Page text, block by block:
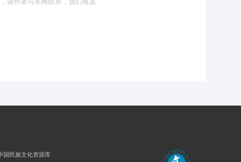
国民族文化资源库